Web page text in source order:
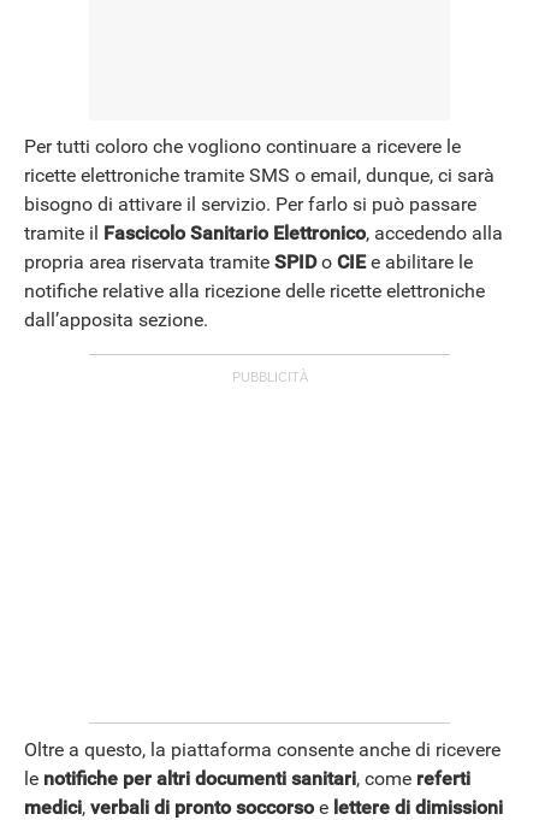
Per tutti coloro che vogliono continuare a ricevere le
ricette elettroniche tramite SMS o email, dunque, ci sarà
bisogno di attivare il servizio. Per farlo si può passare
tramite il Fascicolo Sanitario Elettronico, accedendo alla
propria area riservata tramite SPIDo CIEe abilitare le
notifiche relative alla ricezione delle ricette elettroniche
dall’apposita sezione.
Oltre a questo, la piattaforma consente anche di ricevere
le notifiche per altri documenti sanitari, come referti
medici, verbali di pronto soccorsoe lettere di dimissioni